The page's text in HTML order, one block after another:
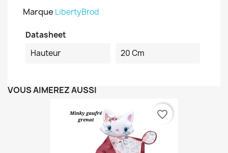
Marque LibertyBrod
Datasheet
Hauteur
20 Cm
VOUS AIMEREZ AUSSI
favorite_border